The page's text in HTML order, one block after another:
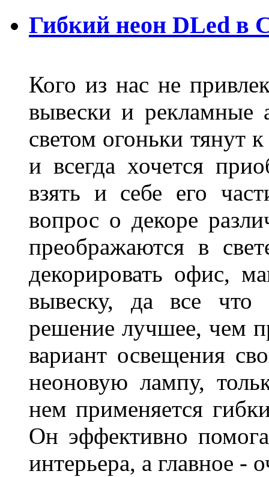
Гибкий неон DLed в
Кого из нас не
вывески и рекламные
светом огоньки тянут
и всегда хочется
взять и себе его
вопрос о декоре
преображаются в
декорировать офис,
вывеску, да все
решение лучшее, чем
вариант освещения
неоновую лампу,
нем применяется
Он эффективно
интерьера, а главное